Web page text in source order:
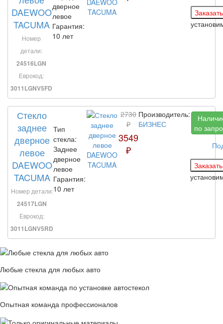
DAEWOO
TACUMA
Номер
детали:
24516LGN
Еврокод:
3011LGNV5FD
дверное
левое
Гарантия:
10 лет
Стекло
заднее
дверное
левое
DAEWOO
TACUMA
Номер детали:
24517LGN
Еврокод:
3011LGNV5RD
Тип
стекла:
Заднее
дверное
левое
Гарантия:
10 лет
2730
₽
3549
₽
Производитель:
БИЗНЕС
по
Любые стекла для любых авто
Опытная команда профессионалов